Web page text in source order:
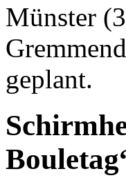
Münster
geplant.